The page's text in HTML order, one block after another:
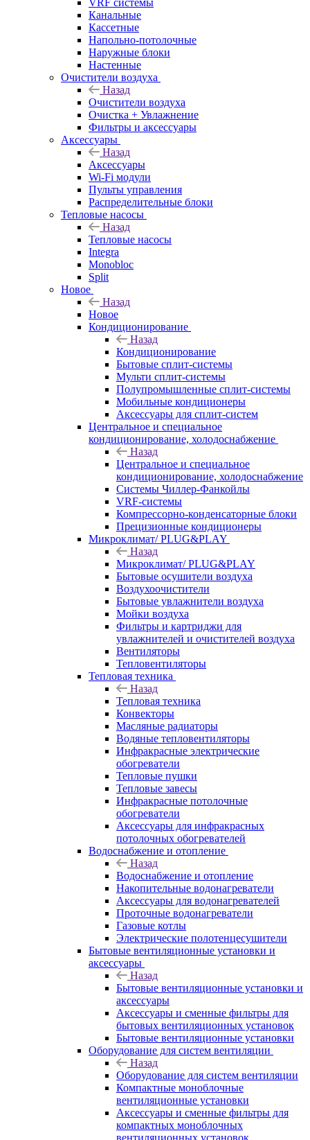
VRF системы
Канальные
Кассетные
Напольно-потолочные
Наружные блоки
Настенные
Очистители воздуха
Назад
Очистители воздуха
Очистка + Увлажнение
Фильтры и аксессуары
Аксессуары
Назад
Аксессуары
Wi-Fi модули
Пульты управления
Распределительные блоки
Тепловые насосы
Назад
Тепловые насосы
Integra
Monobloc
Split
Новое
Назад
Новое
Кондиционирование
Назад
Кондиционирование
Бытовые сплит-системы
Мульти сплит-системы
Полупромышленные сплит-системы
Мобильные кондиционеры
Аксессуары для сплит-систем
Центральное и специальное
кондиционирование, холодоснабжение
Назад
Центральное и специальное
кондиционирование, холодоснабжение
Системы Чиллер-Фанкойлы
VRF-системы
Компрессорно-конденсаторные блоки
Прецизионные кондиционеры
Микроклимат/ PLUG&PLAY
Назад
Микроклимат/ PLUG&PLAY
Бытовые осушители воздуха
Воздухоочистители
Бытовые увлажнители воздуха
Мойки воздуха
Фильтры и картриджи для
увлажнителей и очистителей воздуха
Вентиляторы
Тепловентиляторы
Тепловая техника
Назад
Тепловая техника
Конвекторы
Масляные радиаторы
Водяные тепловентиляторы
Инфракрасные электрические
обогреватели
Тепловые пушки
Тепловые завесы
Инфракрасные потолочные
обогреватели
Аксессуары для инфракрасных
потолочных обогревателей
Водоснабжение и отопление
Назад
Водоснабжение и отопление
Накопительные водонагреватели
Аксессуары для водонагревателей
Проточные водонагреватели
Газовые котлы
Электрические полотенцесушители
Бытовые вентиляционные установки и
аксессуары
Назад
Бытовые вентиляционные установки и
аксессуары
Аксессуары и сменные фильтры для
бытовых вентиляционных установок
Бытовые вентиляционные установки
Оборудование для систем вентиляции
Назад
Оборудование для систем вентиляции
Компактные моноблочные
вентиляционные установки
Аксессуары и сменные фильтры для
компактных моноблочных
вентиляционных установок